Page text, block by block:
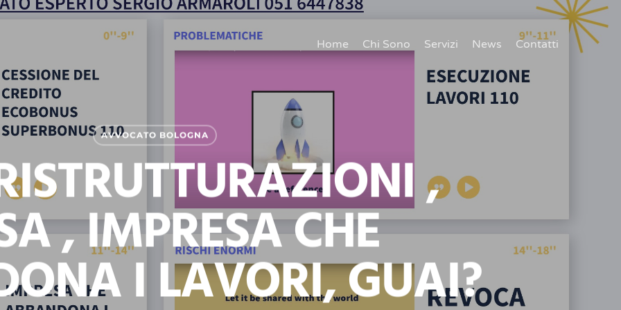
Home Chi Sono Servizi News Contatti
AVVOCATO BOLOGNA
,
, IMPRESA CHE
I LAVORI, GUAI?